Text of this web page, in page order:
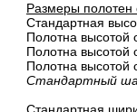
Размеры полотен
Стандартная
Полотна высотой
Полотна высотой
Полотна высотой
Стандартный